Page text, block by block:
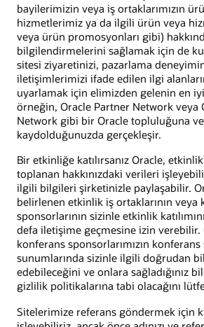
bayilerimizin veya iş ortaklarımızın
hizmetlerimiz ya da ilgili ürün veya
veya ürün promosyonları gibi)
bilgilendirmelerini sağlamak için de
sitesi ziyaretinizi, pazarlama
iletişimlerimizi ifade edilen ilgi
uyarlamak için elimizden gelenin en
örneğin, Oracle Partner Network veya
Network gibi bir Oracle topluluğuna
kaydolduğunuzda gerçekleşir.
Bir etkinliğe katılırsanız Oracle,
toplanan hakkınızdaki verileri
ilgili bilgileri şirketinizle paylaşabilir.
belirlenen etkinlik iş ortaklarının veya
sponsorlarının sizinle etkinlik
defa iletişime geçmesine izin verebilir.
konferans sponsorlarımızın
sunumlarında sizinle ilgili doğrudan
edebileceğini ve onlara sağladığınız
gizlilik politikalarına tabi olacağını
Sitelerimize referans göndermek için